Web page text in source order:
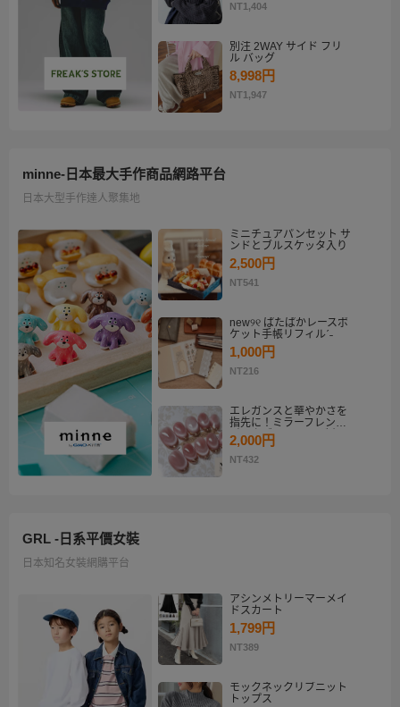
NT1,404
別注 2WAY サイド フリ
ル バッグ
8,998円
NT1,947
minne-日本最大手作商品網路平台
日本大型手作達人聚集地
ミニチュアパンセット サ
ンドとブルスケッタ入り
2,500円
NT541
new୨୧ ぱたぱかレースポ
ケット手帳リフィルˊ˗
1,000円
NT216
エレガンスと華やかさを
指先に！ミラーフレンチ
ピンクゴールド マグネッ
トネイルチップセット
【ネイルチップオーダ
2,000円
NT432
GRL -日系平價女裝
日本知名女裝網購平台
アシンメトリーマーメイ
ドスカート
1,799円
NT389
モックネックリブニット
トップス